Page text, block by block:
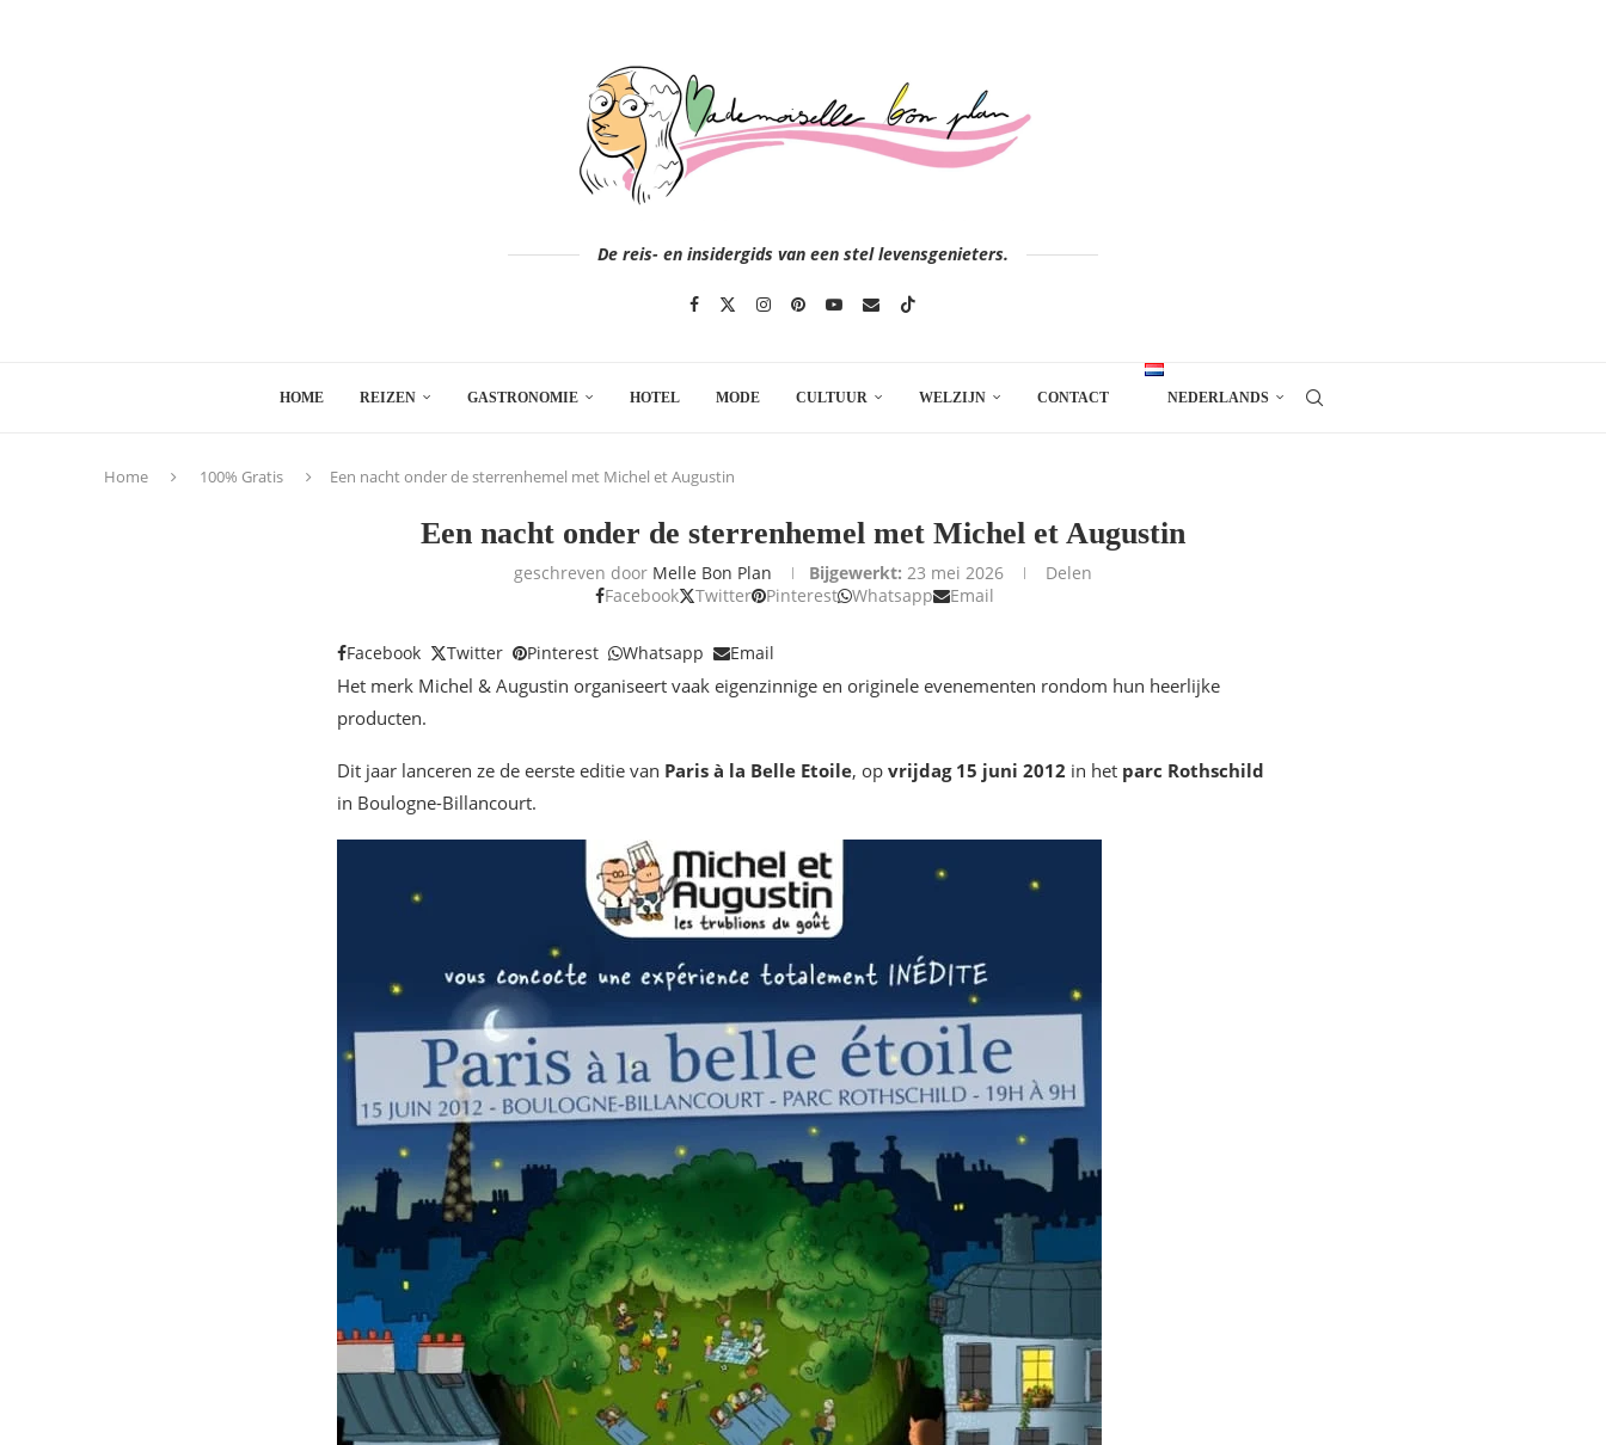
De reis- en insidergids van een stel levensgenieters.
HOME REIZEN GASTRONOMIE HOTEL MODE CULTUUR WELZIJN CONTACT NEDERLANDS
Home 100% Gratis Een nacht onder de sterrenhemel met Michel et Augustin
Een nacht onder de sterrenhemel met Michel et Augustin
geschreven door Melle Bon Plan Bijgewerkt: 23 mei 2026
Delen
Facebook
Twitter Pinterest Whatsapp Email
Facebook Twitter Pinterest Whatsapp Email
Het merk Michel & Augustin organiseert vaak eigenzinnige en originele evenementen rondom hun heerlijke
producten.
Dit jaar lanceren ze de eerste editie van Paris à la Belle Etoile, op vrijdag 15 juni 2012 in het parc Rothschild
in Boulogne-Billancourt.